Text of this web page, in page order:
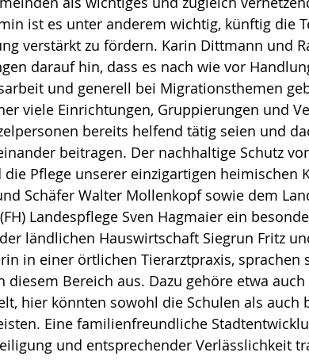
ist es unter anderem wichtig, künftig die
verstärkt zu fördern. Karin Dittmann und
darauf hin, dass es nach wie vor
und generell bei Migrationsthemen
viele Einrichtungen, Gruppierungen und
bereits helfend tätig seien und
beitragen. Der nachhaltige Schutz
die Pflege unserer einzigartigen
Schäfer Walter Mollenkopf sowie dem
Landespflege Sven Hagmaier ein
ländlichen Hauswirtschaft Siegrun Fritz
in einer örtlichen Tierarztpraxis, sprachen
diesem Bereich aus. Dazu gehöre etwa
hier könnten sowohl die Schulen als auch
Eine familienfreundliche
und entsprechender Verlässlichkeit